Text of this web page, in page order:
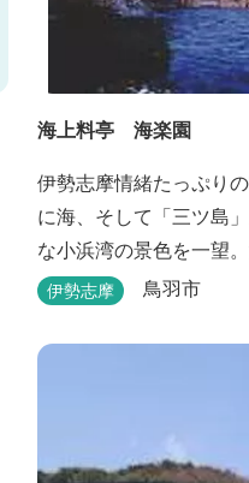
海上料亭 海楽園
伊勢志摩情緒たっぷり
に海、そして「三ツ島
な小浜湾の景色を一望
波の音の中ゆったりお
り」は当館ならではの
伊勢志摩 鳥羽市